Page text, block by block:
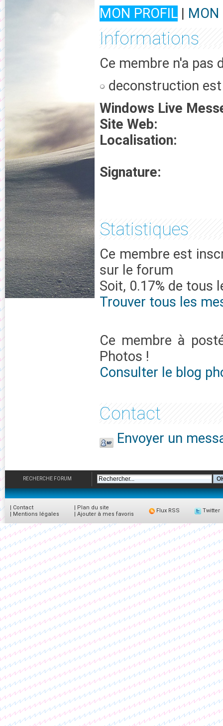
MON PROFIL | MON
Informations
Ce membre n'a pas
deconstruction
Windows Live
Site Web:
Localisation:
Signature:
Statistiques
Ce membre est
sur le forum
Soit, 0.17% de tous
Trouver tous les
Ce membre à
Photos !
Consulter le blog
Contact
Envoyer un
RECHERCHE FORUM
| Contact
| Mentions légales
| Plan du site
| Ajouter à mes favoris
Flux RSS Twitter